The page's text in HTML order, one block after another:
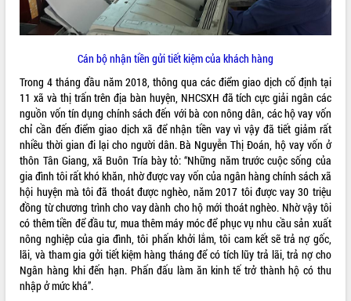
VIDEO
Không có file video nào để phát.
ALBUM ẢNH
Cán bộ nhận tiền gửi tiết kiệm của khách hàng
Trong 4 tháng đầu năm 2018, thông qua các điểm giao dịch cố định tại
11 xã và thị trấn trên địa bàn huyện, NHCSXH đã tích cực giải ngân các
nguồn vốn tín dụng chính sách đến với bà con nông dân, các hộ vay vốn
chỉ cần đến điểm giao dịch xã để nhận tiền vay vì vậy đã tiết giảm rất
nhiều thời gian đi lại cho người dân. Bà Nguyễn Thị Đoán, hộ vay vốn ở
thôn Tân Giang, xã Buôn Tría bày tỏ: “Những năm trước cuộc sống của
gia đình tôi rất khó khăn, nhờ được vay vốn của ngân hàng chính sách xã
hội huyện mà tôi đã thoát được nghèo, năm 2017 tôi được vay 30 triệu
đồng từ chương trình cho vay dành cho hộ mới thoát nghèo. Nhờ vậy tôi
có thêm tiền để đầu tư, mua thêm máy móc để phục vụ nhu cầu sản xuất
nông nghiệp của gia đình, tôi phấn khởi lắm, tôi cam kết sẽ trả nợ gốc,
lãi, và tham gia gởi tiết kiệm hàng tháng để có tích lũy trả lãi, trả nợ cho
Ngân hàng khi đến hạn. Phấn đấu làm ăn kinh tế trở thành hộ có thu
nhập ở mức khá”.